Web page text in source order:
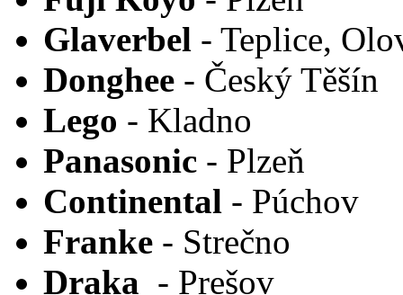
Glaverbel - Teplice,
Donghee - Český Těšín
Lego - Kladno
Panasonic - Plzeň
Continental - Púchov
Franke - Strečno
Draka - Prešov